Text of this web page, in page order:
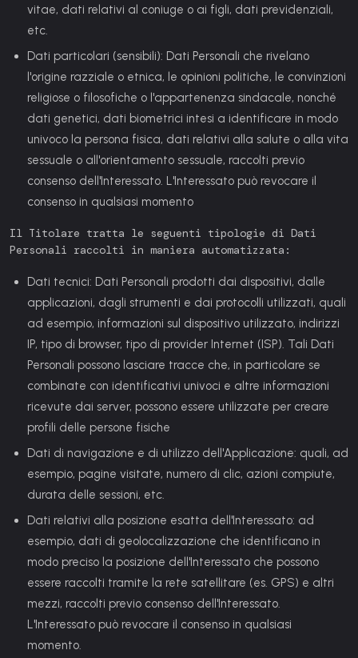
vitae, dati relativi al coniuge o ai figli, dati previdenziali,
etc.
Dati particolari (sensibili): Dati Personali che rivelano
l'origine razziale o etnica, le opinioni politiche, le convinzioni
religiose o filosofiche o l'appartenenza sindacale, nonché
dati genetici, dati biometrici intesi a identificare in modo
univoco la persona fisica, dati relativi alla salute o alla vita
sessuale o all'orientamento sessuale, raccolti previo
consenso dell'Interessato. L'Interessato può revocare il
consenso in qualsiasi momento
Il Titolare tratta le seguenti tipologie di Dati
Personali raccolti in maniera automatizzata:
Dati tecnici: Dati Personali prodotti dai dispositivi, dalle
applicazioni, dagli strumenti e dai protocolli utilizzati, quali
ad esempio, informazioni sul dispositivo utilizzato, indirizzi
IP, tipo di browser, tipo di provider Internet (ISP). Tali Dati
Personali possono lasciare tracce che, in particolare se
combinate con identificativi univoci e altre informazioni
ricevute dai server, possono essere utilizzate per creare
profili delle persone fisiche
Dati di navigazione e di utilizzo dell'Applicazione: quali, ad
esempio, pagine visitate, numero di clic, azioni compiute,
durata delle sessioni, etc.
Dati relativi alla posizione esatta dell'Interessato: ad
esempio, dati di geolocalizzazione che identificano in
modo preciso la posizione dell'Interessato che possono
essere raccolti tramite la rete satellitare (es. GPS) e altri
mezzi, raccolti previo consenso dell'Interessato.
L'Interessato può revocare il consenso in qualsiasi
momento.